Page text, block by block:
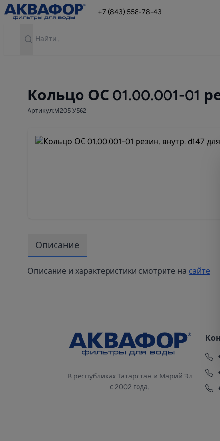
+7 (843) 558-78-43
Кольцо ОС 01.00.001-01
Артикул:М205 У562
Описание
Описание и характеристики смотрите на сайте
В республиках Татарстан и Марий Эл
с 2002 года.